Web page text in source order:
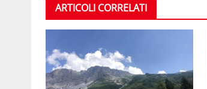
ARTICOLI CORRELATI